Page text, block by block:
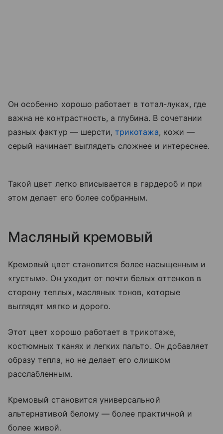
Он особенно хорошо работает в тотал-луках, где
важна не контрастность, а глубина. В сочетании
разных фактур — шерсти,трикотажа, кожи —
серый начинает выглядеть сложнее и интереснее.
Такой цвет легко вписывается в гардероб и при
этом делает его более собранным.
Масляный кремовый
Кремовый цвет становится более насыщенным и
«густым». Он уходит от почти белых оттенков в
сторону теплых, масляных тонов, которые
выглядят мягко и дорого.
Этот цвет хорошо работает в трикотаже,
костюмных тканях и легких пальто. Он добавляет
образу тепла, но не делает его слишком
расслабленным.
Кремовый становится универсальной
альтернативой белому — более практичной и
более живой.